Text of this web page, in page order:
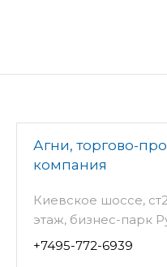
Агни, торгово-
компания
Киевское шоссе,
этаж, бизнес-парк
+7495-772-6939